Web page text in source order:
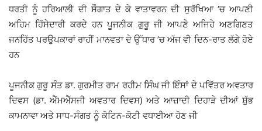
ਧਰਤੀ ਨੂੰ ਹਰਿਆਲੀ ਦੀ ਸੌਗਾਤ ਦੇ ਕੇ ਵਾਤਾਵਰਨ ਦੀ ਸੁਰੱਖਿਆ ’ਚ ਆਪਣੀ
ਅਹਿਮ ਹਿੱਸੇਦਾਰੀ ਕਰਦੇ ਹਨ ਪੂਜਨੀਕ ਗੁਰੂ ਜੀ ਆਪਣੇ ਅਜਿਹੇ ਅਣਗਿਣਤ
ਜਨਹਿੱਤ ਪਰਉਪਕਾਰਾਂ ਰਾਹੀਂ ਮਾਨਵਤਾ ਦੇ ਉੱਧਾਰ ’ਚ ਅੱਜ ਵੀ ਦਿਨ-ਰਾਤ ਲੱਗੇ ਹੋਏ
ਹਨ
ਪੂਜਨੀਕ ਗੁਰੂ ਸੰਤ ਡਾ. ਗੁਰਮੀਤ ਰਾਮ ਰਹੀਮ ਸਿੰਘ ਜੀ ਇੰਸਾਂ ਦੇ ਪਵਿੱਤਰ ਅਵਤਾਰ
ਦਿਵਸ (ਡਾ. ਐੱਮਐੱਸਜੀ ਅਵਤਾਰ ਦਿਵਸ) ਅਤੇ ਆਜ਼ਾਦੀ ਦਿਹਾੜੇ ਦੀਆਂ ਸ਼ੁੱਭ
ਕਾਮਨਾਵਾ ਅਤੇ ਸਾਧ-ਸੰਗਤ ਨੂੰ ਕੋਟਿਨ-ਕੋਟੀ ਵਧਾਈਆ ਹੋਣ ਜੀ